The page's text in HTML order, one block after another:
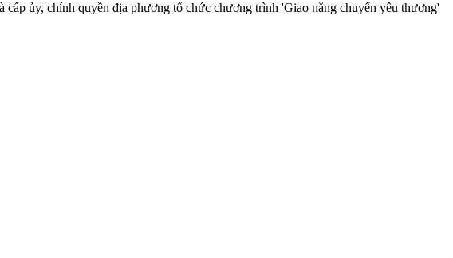
ủy, chính quyền địa phương tổ chức chương trình 'Giao nắng chuyển yêu thương'